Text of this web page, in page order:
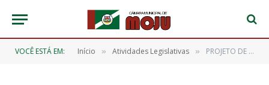
VOCÊ ESTÁ EM: Início » Atividades Legislativas » PROJETO DE LEI MUNICIPAL Nº 002/2004, DE 12 DE MARÇO DE 2004